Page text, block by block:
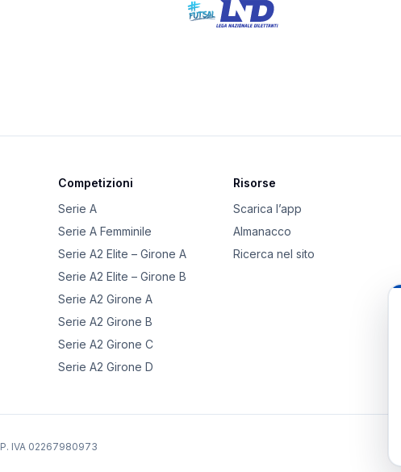
Competizioni
Serie A
Serie A Femminile
Serie A2 Elite – Girone A
Serie A2 Elite – Girone B
Serie A2 Girone A
Serie A2 Girone B
Serie A2 Girone C
Serie A2 Girone D
Risorse
Scarica l’app
Almanacco
Ricerca nel sito
P. IVA 02267980973